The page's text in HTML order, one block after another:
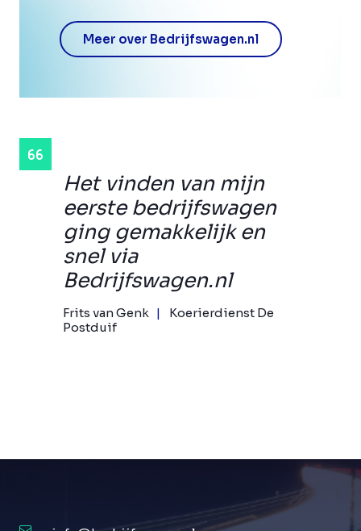
Het vinden van mijn
eerste bedrijfswagen
ging gemakkelijk en
snel via
Bedrijfswagen.nl
Frits van Genk
Koerierdienst De
Postduif
Meer over Bedrijfswagen.nl